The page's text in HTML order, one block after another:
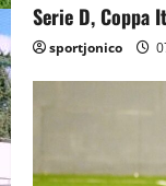
Serie D, Coppa
sportjonico